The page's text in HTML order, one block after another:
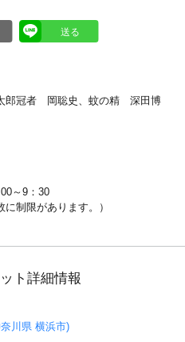
郎冠者 岡聡史、蚊の精 深田博
～9：30
制限があります。）
ト詳細情報
川県 横浜市)